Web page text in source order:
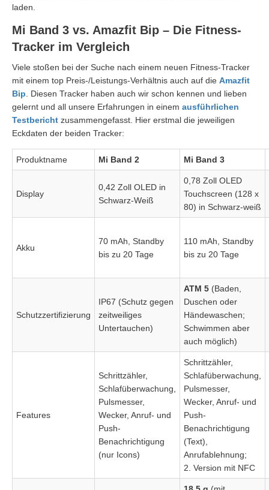
laden.
Mi Band 3 vs. Amazfit Bip – Die Fitness-
Tracker im Vergleich
Viele stoßen bei der Suche nach einem neuen Fitness-Tracker
mit einem top Preis-/Leistungs-Verhältnis auch auf die Amazfit
Bip . Diesen Tracker haben auch wir schon kennen und lieben
gelernt und all unsere Erfahrungen in einem ausführlichen
Testbericht zusammengefasst. Hier erstmal die jeweiligen
Eckdaten der beiden Tracker:
Produktname Mi Band 2 Mi Band 3
Display
0,42 Zoll OLED in
Schwarz-Weiß
0,78 Zoll OLED
Touchscreen (128 x
80) in Schwarz-weiß
Akku
70 mAh, Standby
bis zu 20 Tage
110 mAh, Standby
bis zu 20 Tage
Schutzzertifizierung
IP67 (Schutz gegen
zeitweiliges
Untertauchen)
ATM 5 (Baden,
Duschen oder
Händewaschen;
Schwimmen aber
auch möglich)
Features
Schrittzähler,
Schlafüberwachung,
Pulsmesser,
Wecker, Anruf- und
Push-
Benachrichtigung
(nur Icons)
Schrittzähler,
Schlafüberwachung,
Pulsmesser,
Wecker, Anruf- und
Push-
Benachrichtigung
(Text),
Anrufablehnung;
2. Version mit NFC